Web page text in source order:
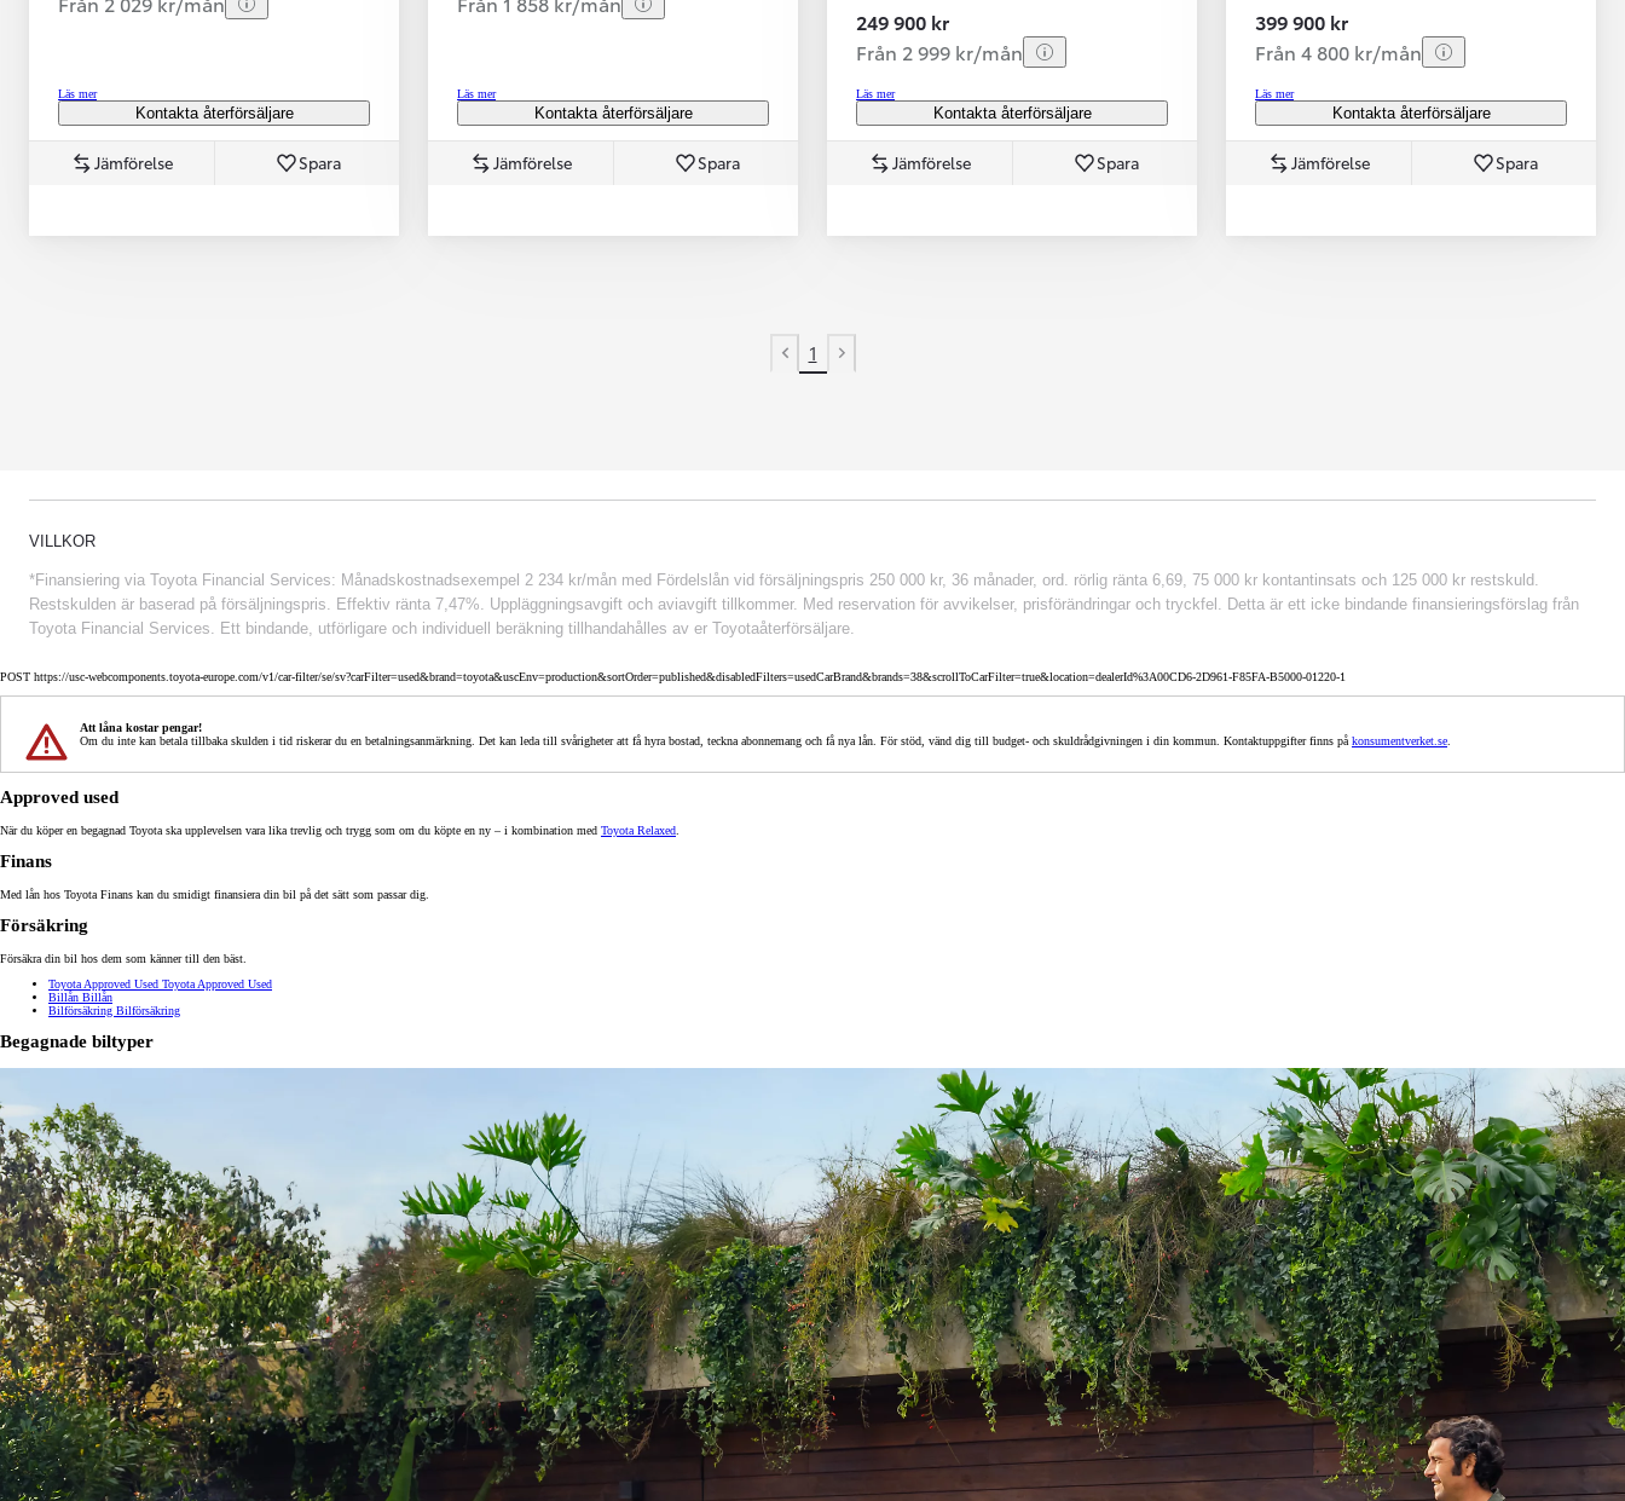
Från 852 900 kr
Läs mer
Kontakta återförsäljare
Jämförelse Spara
Läs mer
Kontakta återförsäljare
Jämförelse Spara
249 900 kr
Från 2 999 kr/mån
Läs mer
Kontakta återförsäljare
Jämförelse Spara
399 900 kr
Från 4 800 kr/mån
Läs mer
Kontakta återförsäljare
Jämförelse Spara
Previous page
1
Next page
VILLKOR
*Finansiering via Toyota Financial Services: Månadskostnadsexempel 2 234 kr/mån med Fördelslån vid försäljningspris 250 000 kr, 36 månader, ord. rörlig ränta 6,69, 75 000 kr kontantinsats och 125 000 kr restskuld.
Restskulden är baserad på försäljningspris. Effektiv ränta 7,47%. Uppläggningsavgift och aviavgift tillkommer. Med reservation för avvikelser, prisförändringar och tryckfel. Detta är ett icke bindande finansieringsförslag från
Toyota Financial Services. Ett bindande, utförligare och individuell beräkning tillhandahålles av er Toyotaåterförsäljare.
POST https://usc-webcomponents.toyota-europe.com/v1/car-filter/se/sv?carFilter=used&brand=toyota&uscEnv=production&sortOrder=published&disabledFilters=usedCarBrand&brands=38&scrollToCarFilter=true&location=dealerId%3A00CD6-2D961-F85FA-B5000-01220-1
Att låna kostar pengar!
Om du inte kan betala tillbaka skulden i tid riskerar du en betalningsanmärkning. Det kan leda till svårigheter att få hyra bostad, teckna abonnemang och få nya lån. För stöd, vänd dig till budget- och skuldrådgivningen i din kommun. Kontaktuppgifter finns på konsumentverket.se
Approved used
När du köper en begagnad Toyota ska upplevelsen vara lika trevlig och trygg som om du köpte en ny – i kombination med Toyota Relaxed
Finans
Med lån hos Toyota Finans kan du smidigt finansiera din bil på det sätt som passar dig.
Försäkring
Försäkra din bil hos dem som känner till den bäst.
Toyota Approved Used Toyota Approved Used
Billån Billån
Bilförsäkring Bilförsäkring
Begagnade biltyper